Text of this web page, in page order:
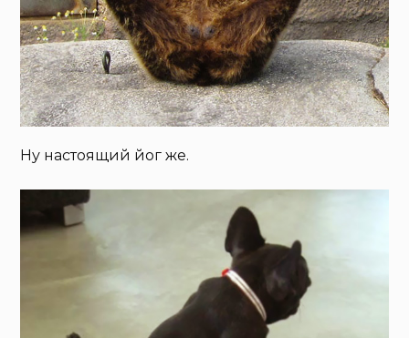
Ну настоящий йог же.